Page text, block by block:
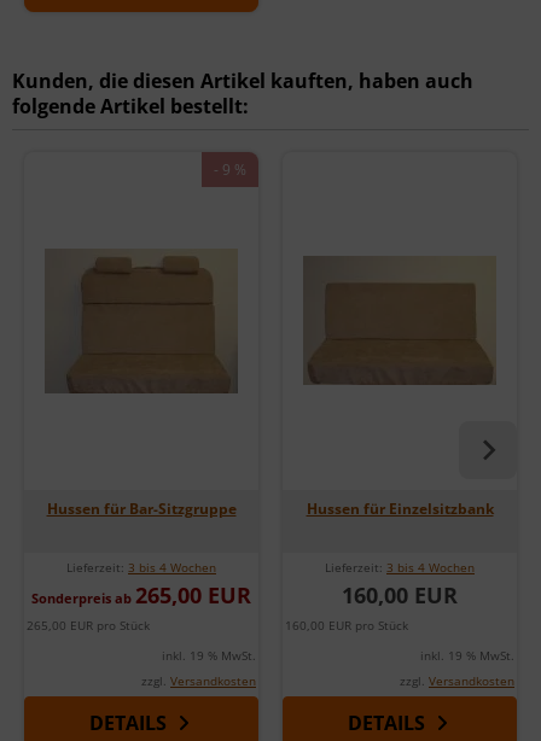
Kunden, die diesen Artikel kauften, haben auch
folgende Artikel bestellt:
- 9 %
Hussen für Bar-Sitzgruppe
Lieferzeit: 3 bis 4 Wochen
Sonderpreis ab 265,00 EUR
265,00 EUR pro Stück
inkl. 19 % MwSt.
zzgl. Versandkosten
DETAILS
Hussen für Einzelsitzbank
Lieferzeit: 3 bis 4 Wochen
160,00 EUR
160,00 EUR pro Stück
inkl. 19 % MwSt.
zzgl. Versandkosten
DETAILS